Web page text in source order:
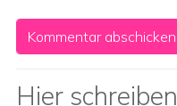
Hier schreiben